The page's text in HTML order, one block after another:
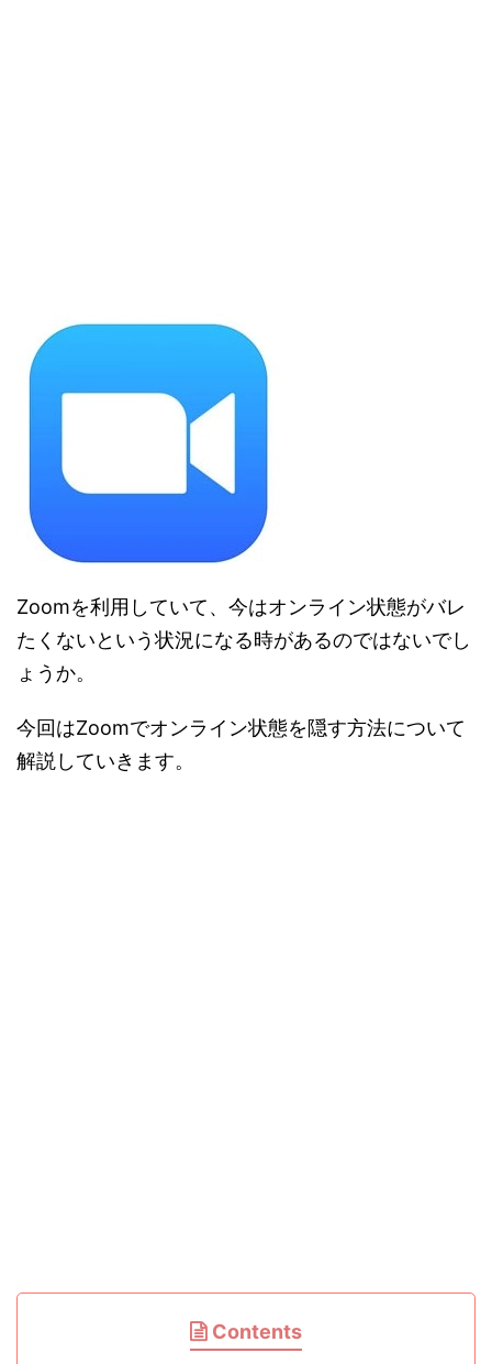
Zoomを利用していて、今はオンライン状態がバレ
たくないという状況になる時があるのではないでし
ょうか。
今回はZoomでオンライン状態を隠す方法について
解説していきます。
Contents